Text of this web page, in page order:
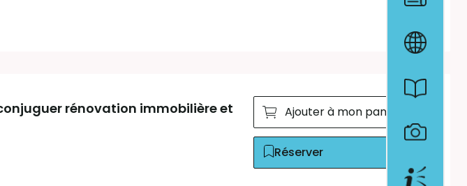
rénovation immobilière et
Ajouter à mon panier
Réserver